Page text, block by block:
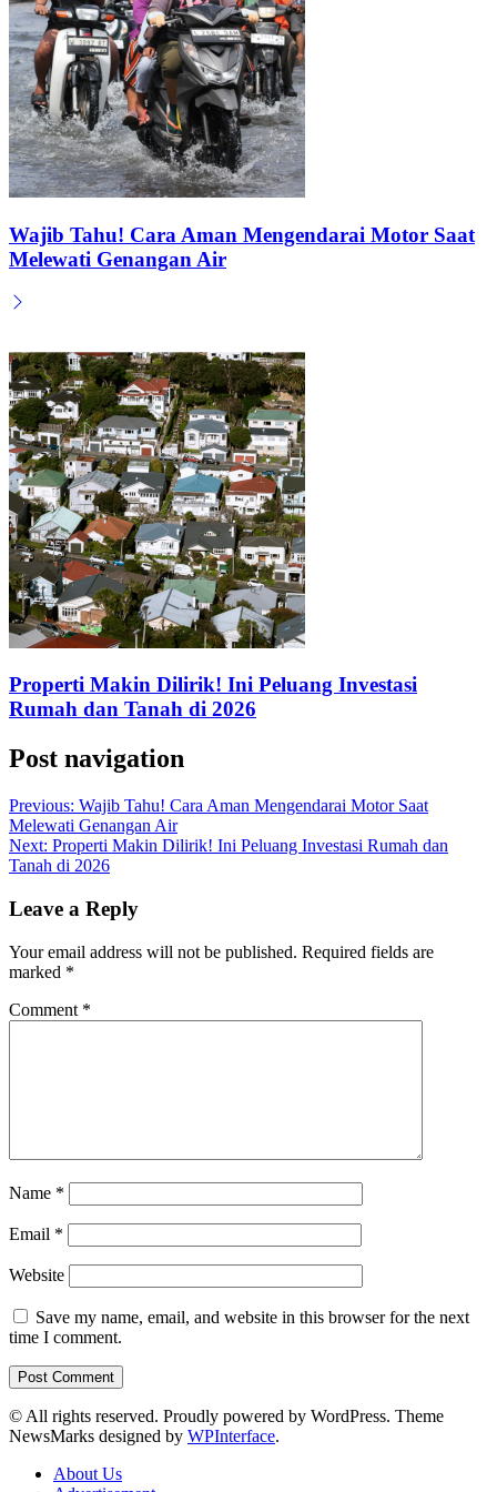
Wajib Tahu! Cara Aman Mengendarai Motor Saat
Melewati Genangan Air
Properti Makin Dilirik! Ini Peluang Investasi
Rumah dan Tanah di 2026
Post navigation
Previous: Wajib Tahu! Cara Aman Mengendarai Motor Saat
Melewati Genangan Air
Next: Properti Makin Dilirik! Ini Peluang Investasi Rumah dan
Tanah di 2026
Leave a Reply
Your email address will not be published. Required fields are
marked *
Comment *
Name *
Email *
Website
Save my name, email, and website in this browser for the next
time I comment.
© All rights reserved. Proudly powered by WordPress. Theme
NewsMarks designed by WPInterface.
About Us